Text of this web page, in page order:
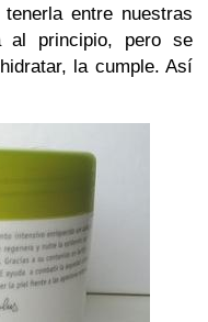
entre nuestras
al principio, pero se
la cumple. Así